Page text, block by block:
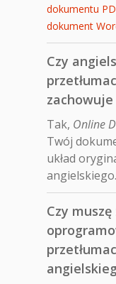
dokumentu
dokument
Czy
Tak, Online
Twój
układ
angielskiego.
Czy